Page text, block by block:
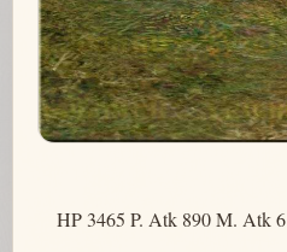
HP 3465 P. Atk 890 M. Atk